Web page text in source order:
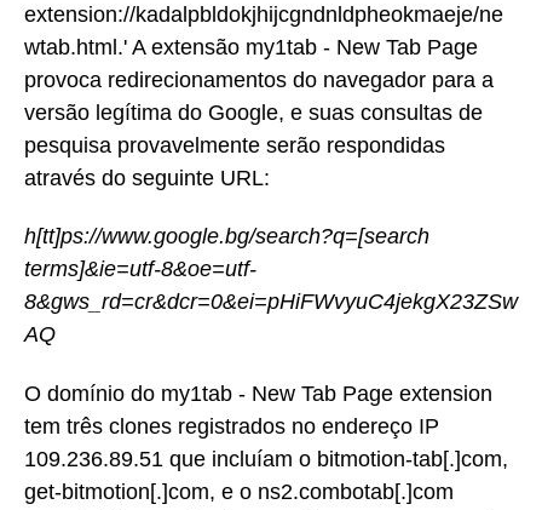
extension://kadalpbldokjhijcgndnldpheokmaeje/ne
wtab.html.' A extensão my1tab - New Tab Page
provoca redirecionamentos do navegador para a
versão legítima do Google, e suas consultas de
pesquisa provavelmente serão respondidas
através do seguinte URL:
h[tt]ps://www.google.bg/search?q=[search
terms]&ie=utf-8&oe=utf-
8&gws_rd=cr&dcr=0&ei=pHiFWvyuC4jekgX23ZSw
AQ
O domínio do my1tab - New Tab Page extension
tem três clones registrados no endereço IP
109.236.89.51 que incluíam o bitmotion-tab[.]com,
get-bitmotion[.]com, e o ns2.combotab[.]com